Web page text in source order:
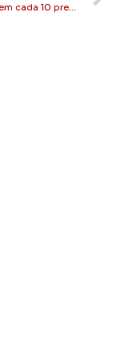
Brasil: Nove em cada 10 presos no Brasil são ligados ao CV e PCC